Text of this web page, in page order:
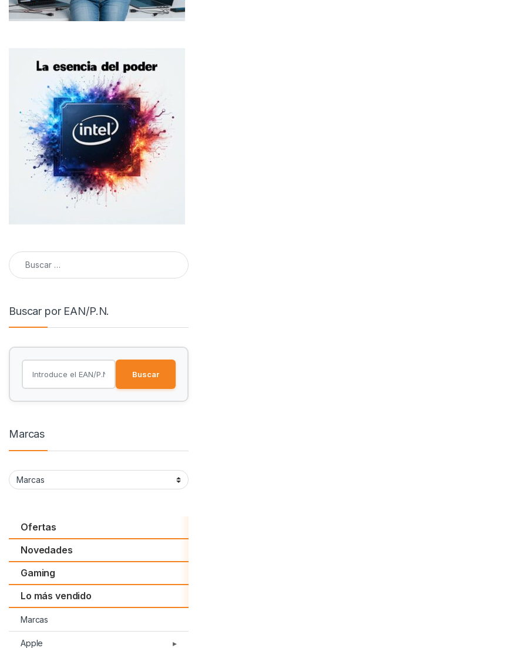
Buscar:
Buscar por EAN/P.N.
Buscar
Marcas
Ofertas
Novedades
Gaming
Lo más vendido
Marcas
Apple